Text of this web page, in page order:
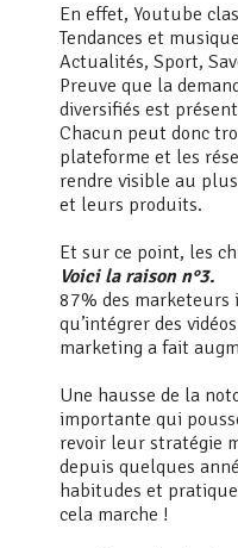
En effet, Youtube
Tendances et
Actualités, Sport,
Preuve que la
diversifiés est
Chacun peut donc
plateforme et les
rendre visible au
et leurs produits.
Et sur ce point, les
Voici la raison n°3.
87% des
qu’intégrer des
marketing a fait
Une hausse de la
importante qui
revoir leur stratégie
depuis quelques
habitudes et
cela marche !